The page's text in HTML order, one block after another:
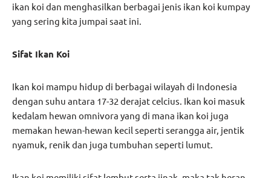
ikan koi dan menghasilkan berbagai jenis ikan koi kumpay
yang sering kita jumpai saat ini.
Sifat Ikan Koi
Ikan koi mampu hidup di berbagai wilayah di Indonesia
dengan suhu antara 17-32 derajat celcius. Ikan koi masuk
kedalam hewan omnivora yang di mana ikan koi juga
memakan hewan-hewan kecil seperti serangga air, jentik
nyamuk, renik dan juga tumbuhan seperti lumut.